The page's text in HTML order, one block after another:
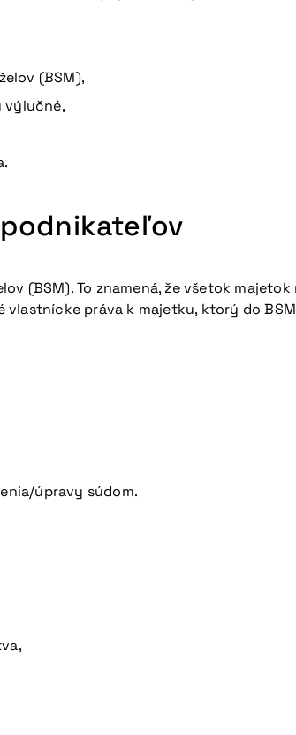
(BSM),
výlučné,
(BSM). To znamená, že všetok
vlastnícke práva k majetku, ktorý do
úpravy súdom.